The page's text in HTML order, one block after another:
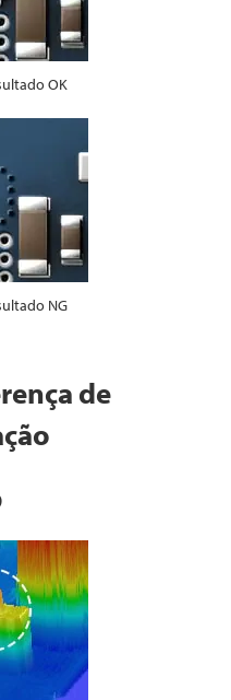
OK
NG
de